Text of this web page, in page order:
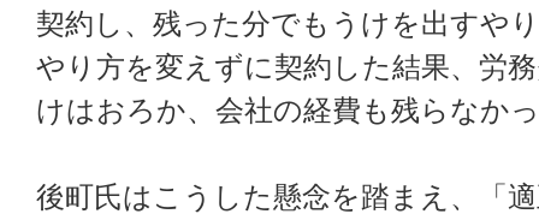
契約し、残った分でもうけを出すや
やり方を変えずに契約した結果、労
けはおろか、会社の経費も残らなか
後町氏はこうした懸念を踏まえ、「